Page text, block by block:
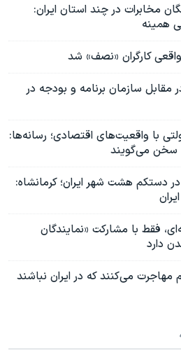
مخابرات در چند استان ایران:
همینه
کارگران «نصف» شد
سازمان برنامه و بودجه در
با واقعیت‌های اقتصادی؛ رسانه‌ها:
سخن می‌گویند
دستکم هشت شهر ایران؛ کرمانشاه:
فقط با مشارکت «نمایندگان
دارد
می‌کنند که در ایران نباشند